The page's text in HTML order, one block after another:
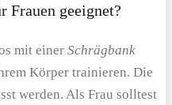
Frauen geeignet?
mit einer Schrägbank
Körper trainieren. Die
werden. Als Frau solltest